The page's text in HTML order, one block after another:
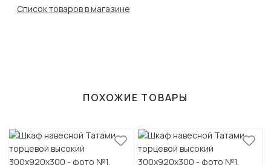
Список товаров в магазине
ПОХОЖИЕ ТОВАРЫ